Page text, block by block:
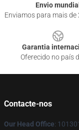
Envio mundial
Enviamos para mais de
Garantia
Oferecido no país
Contacte-nos
Our Head Office: